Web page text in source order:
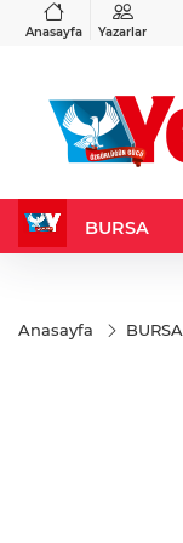
Anasayfa Yazarlar
%-0,22
BURSA
Anasayfa BURSA